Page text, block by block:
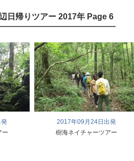
日帰りツアー 2017年 Page 6
ー
2017年09月24日出発
樹海ネイチャーツアー